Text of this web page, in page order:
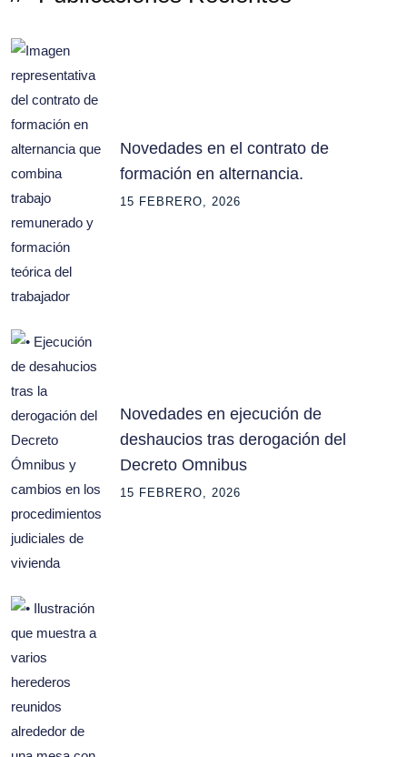
Novedades en el contrato de
formación en alternancia.
15 FEBRERO, 2026
Novedades en ejecución de
deshaucios tras derogación del
Decreto Omnibus
15 FEBRERO, 2026